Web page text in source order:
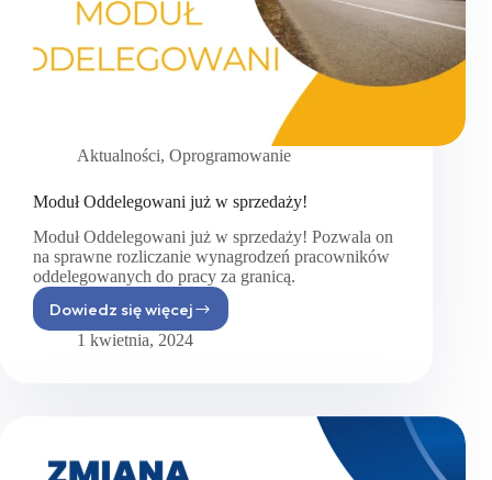
Aktualności, Oprogramowanie
Moduł Oddelegowani już w sprzedaży!
Moduł Oddelegowani już w sprzedaży! Pozwala on
na sprawne rozliczanie wynagrodzeń pracowników
oddelegowanych do pracy za granicą.
Dowiedz się więcej
Moduł
Oddelegowani
1 kwietnia, 2024